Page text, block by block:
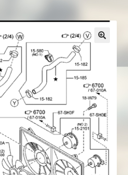
Статьи
и оплата
Корзина